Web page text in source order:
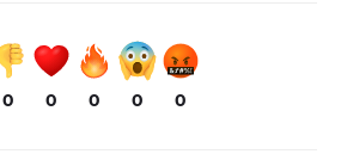
0 0 0 0 0